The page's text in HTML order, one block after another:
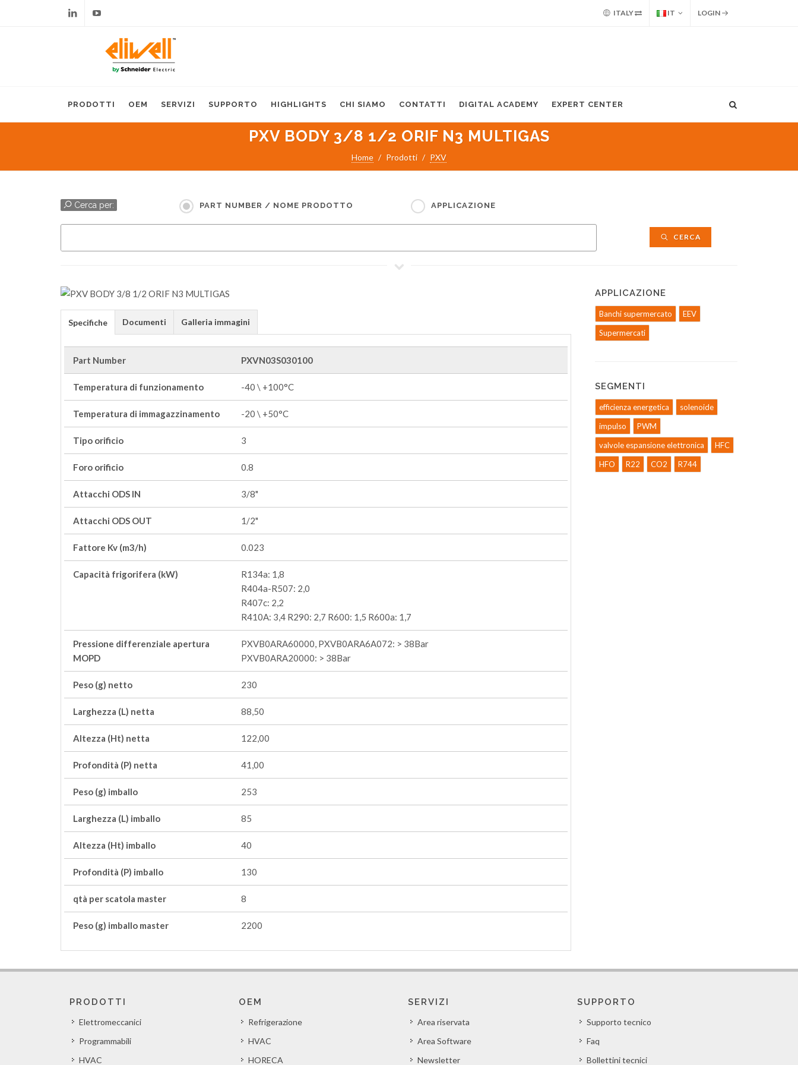
ITALY IT LOGIN
PRODOTTI OEM SERVIZI SUPPORTO HIGHLIGHTS CHI SIAMO CONTATTI DIGITAL ACADEMY EXPERT CENTER
PXV BODY 3/8 1/2 ORIF N3 MULTIGAS
Home Prodotti PXV
Cerca per: PART NUMBER / NOME PRODOTTO APPLICAZIONE
CERCA
Specifiche Documenti Galleria immagini
Part Number PXVN03S030100
Temperatura di funzionamento -40 \ +100°C
Temperatura di immagazzinamento -20 \ +50°C
Tipo orificio 3
Foro orificio 0.8
Attacchi ODS IN 3/8"
Attacchi ODS OUT 1/2"
Fattore Kv (m3/h) 0.023
Capacità frigorifera (kW)
R134a: 1,8
R404a-R507: 2,0
R407c: 2,2
R410A: 3,4 R290: 2,7 R600: 1,5 R600a: 1,7
Pressione differenziale apertura
MOPD
PXVB0ARA60000, PXVB0ARA6A072: > 38Bar
PXVB0ARA20000: > 38Bar
Peso (g) netto 230
Larghezza (L) netta 88,50
Altezza (Ht) netta 122,00
Profondità (P) netta 41,00
Peso (g) imballo 253
Larghezza (L) imballo 85
Altezza (Ht) imballo 40
Profondità (P) imballo 130
qtà per scatola master 8
Peso (g) imballo master 2200
APPLICAZIONE
Banchi supermercato
EEV
Supermercati
SEGMENTI
efficienza energetica
solenoide
impulso
PWM
valvole espansione elettronica
HFC
HFO
R22 CO2 R744
PRODOTTI
Elettromeccanici
Programmabili
HVAC
OEM
Refrigerazione
HVAC
HORECA
SERVIZI
Area riservata
Area Software
Newsletter
SUPPORTO
Supporto tecnico
Faq
Bollettini tecnici